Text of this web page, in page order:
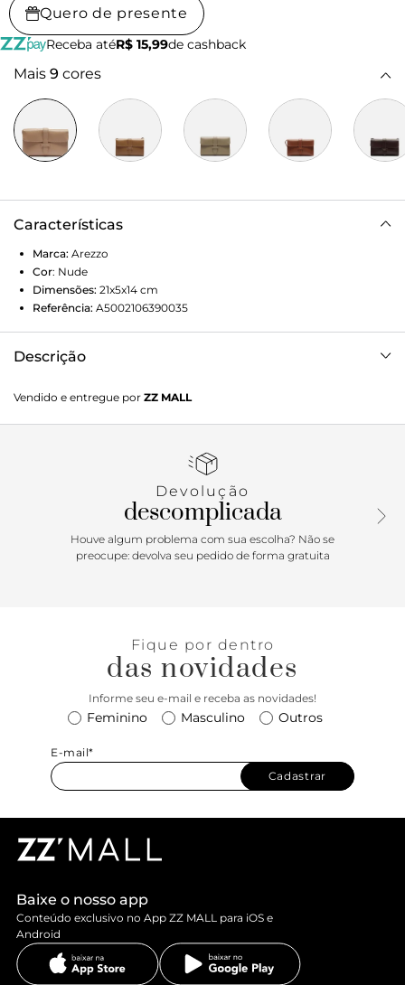
Quero de presente
Receba atéR$ 15,99de cashback
Mais 9 cores
Características
Marca: Arezzo
Cor: Nude
Dimensões: 21x5x14 cm
Referência: A5002106390035
Descrição
estruturado e retangular, laterais arredondadas e
acabamento texturizado. Traz alça tiracolo em tira fina e
inscrição discreta do nome da marca. Com contorno em
Vendido e entregue por ZZ MALL
Devolução
descomplicada
Houve algum problema com sua escolha? Não se
preocupe: devolva seu pedido de forma gratuita
Fique por dentro
das novidades
Informe seu e-mail e receba as novidades!
Feminino Masculino Outros
E-mail*
Cadastrar
Baixe o nosso app
Conteúdo exclusivo no App ZZ MALL para iOS e
Android